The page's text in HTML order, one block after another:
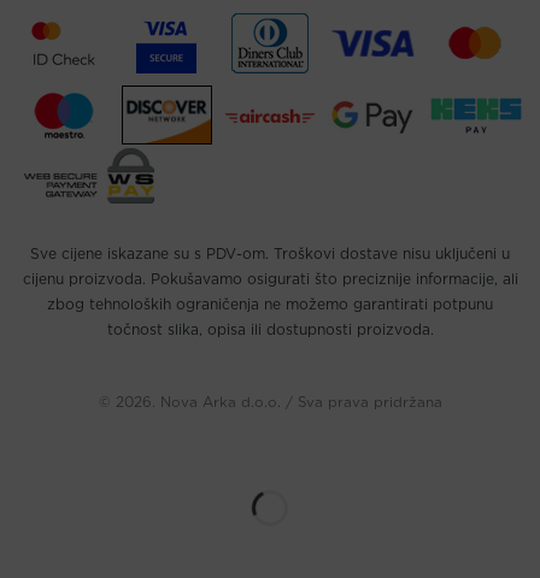
Sve cijene iskazane su s PDV-om. Troškovi dostave nisu uključeni u
cijenu proizvoda. Pokušavamo osigurati što preciznije informacije, ali
zbog tehnoloških ograničenja ne možemo garantirati potpunu
točnost slika, opisa ili dostupnosti proizvoda.
© 2026. Nova Arka d.o.o. / Sva prava pridržana